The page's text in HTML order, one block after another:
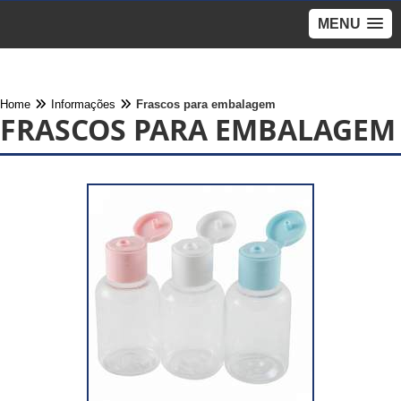
MENU
Home Informações Frascos para embalagem
FRASCOS PARA EMBALAGEM